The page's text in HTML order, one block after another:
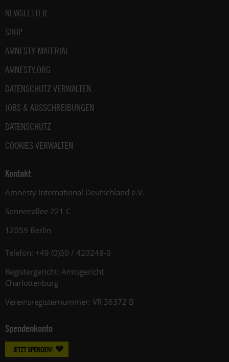
NEWSLETTER
SHOP
AMNESTY-MATERIAL
AMNESTY.ORG
DATENSCHUTZ VERWALTEN
JOBS & AUSSCHREIBUNGEN
DATENSCHUTZ
COOKIES VERWALTEN
Kontakt
Amnesty International Deutschland e.V.
Sonnenallee 221 C
12059 Berlin
Telefon: +49 (0)30 / 420248-0
Registergericht: Amtsgericht
Charlottenburg
Vereinsregisternummer: VR 36372 B
Spendenkonto
JETZT SPENDEN!